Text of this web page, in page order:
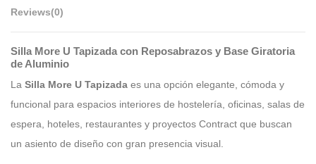
Reviews(0)
Silla More U Tapizada con Reposabrazos y Base Giratoria
de Aluminio
La Silla More U Tapizada es una opción elegante, cómoda y
funcional para espacios interiores de hostelería, oficinas, salas de
espera, hoteles, restaurantes y proyectos Contract que buscan
un asiento de diseño con gran presencia visual.